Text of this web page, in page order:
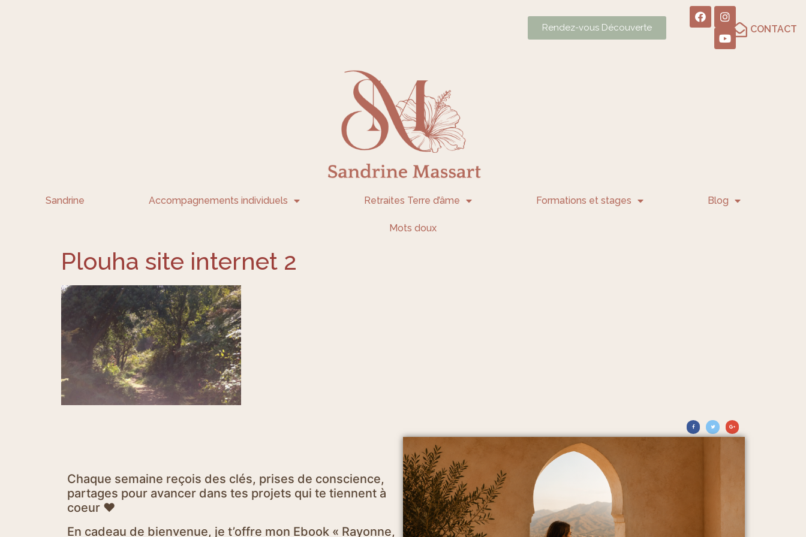
Rendez-vous Découverte CONTACT
Sandrine Accompagnements individuels Retraites Terre d’âme Formations et stages Blog
Mots doux
Plouha site internet 2
Chaque semaine reçois des clés, prises de conscience,
partages pour avancer dans tes projets qui te tiennent à
coeur ♥
En cadeau de bienvenue, je t’offre mon Ebook « Rayonne,